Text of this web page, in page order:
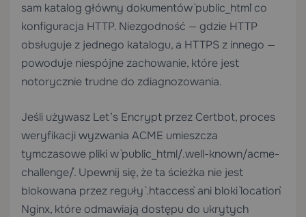
sam katalog główny dokumentów `public_html` co
konfiguracja HTTP. Niezgodność — gdzie HTTP
obsługuje z jednego katalogu, a HTTPS z innego —
powoduje niespójne zachowanie, które jest
notorycznie trudne do zdiagnozowania.
Jeśli używasz Let’s Encrypt przez Certbot, proces
weryfikacji wyzwania ACME umieszcza
tymczasowe pliki w `public_html/.well-known/acme-
challenge/`. Upewnij się, że ta ścieżka nie jest
blokowana przez reguły `.htaccess` ani bloki `location`
Nginx, które odmawiają dostępu do ukrytych